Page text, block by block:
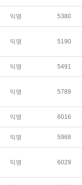
익명 5380
익명 5190
익명 5491
익명 5789
익명 6016
익명 5968
익명 6029